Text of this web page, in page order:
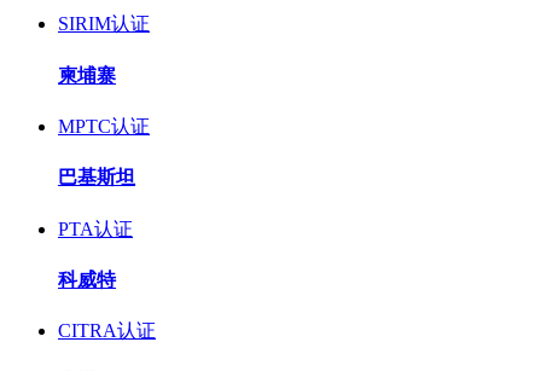
SIRIM认证
柬埔寨
MPTC认证
巴基斯坦
PTA认证
科威特
CITRA认证